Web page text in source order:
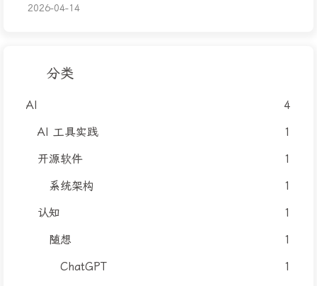
2026-04-14
分类
AI
4
AI 工具实践
1
开源软件
1
系统架构
1
认知
1
随想
1
ChatGPT
1